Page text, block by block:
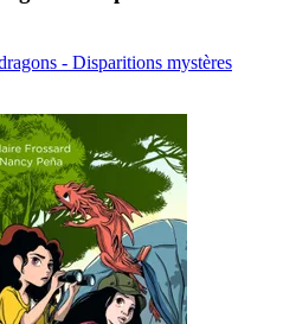
- Disparitions mystères